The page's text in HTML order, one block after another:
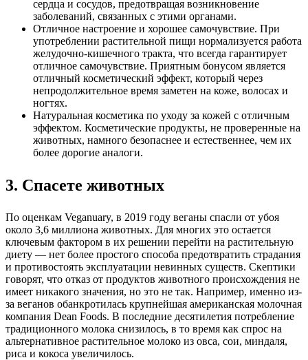
сердца и сосудов, предотвращая возникновение
заболеваний, связанных с этими органами.
Отличное настроение и хорошее самочувствие. При
употреблении растительной пищи нормализуется работа
желудочно-кишечного тракта, что всегда гарантирует
отличное самочувствие. Приятным бонусом является
отличный косметический эффект, который через
непродолжительное время заметен на коже, волосах и
ногтях.
Натуральная косметика по уходу за кожей с отличным
эффектом. Косметические продукты, не проверенные на
животных, намного безопаснее и естественнее, чем их
более дорогие аналоги.
3. Спасете животных
По оценкам Veganuary, в 2019 году веганы спасли от убоя
около 3,6 миллиона животных. Для многих это остается
ключевым фактором в их решении перейти на растительную
диету — нет более простого способа предотвратить страдания
и противостоять эксплуатации невинных существ. Скептики
говорят, что отказ от продуктов животного происхождения не
имеет никакого значения, но это не так. Например, именно из-
за веганов обанкротилась крупнейшая американская молочная
компания Dean Foods. В последние десятилетия потребление
традиционного молока снизилось, в то время как спрос на
альтернативное растительное молоко из овса, сои, миндаля,
риса и кокоса увеличилось.